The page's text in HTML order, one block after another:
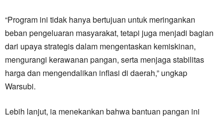
“Program ini tidak hanya bertujuan untuk meringankan
beban pengeluaran masyarakat, tetapi juga menjadi bagian
dari upaya strategis dalam mengentaskan kemiskinan,
mengurangi kerawanan pangan, serta menjaga stabilitas
harga dan mengendalikan inflasi di daerah,” ungkap
Warsubi.
Lebih lanjut, ia menekankan bahwa bantuan pangan ini